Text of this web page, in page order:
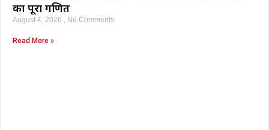
का पूरा गणित
August 4, 2026 No Comments
Read More »